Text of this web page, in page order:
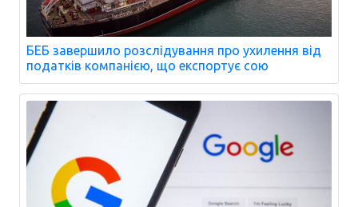
БЕБ завершило розслідування про ухилення від
податків компанією, що експортує сою